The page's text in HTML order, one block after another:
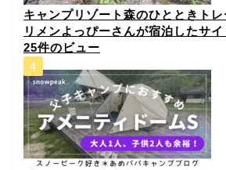
キャンプリゾート森のひとときト
リメンよっぴーさんが宿泊したサ
25件のビュー